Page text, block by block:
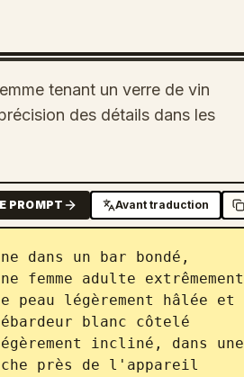
tenant un verre de vin
des détails dans les
PROMPT Avant traduction
dans un bar bondé,
adulte extrêmement
peau légèrement hâlée et
blanc côtelé
incliné, dans une
près de l'appareil